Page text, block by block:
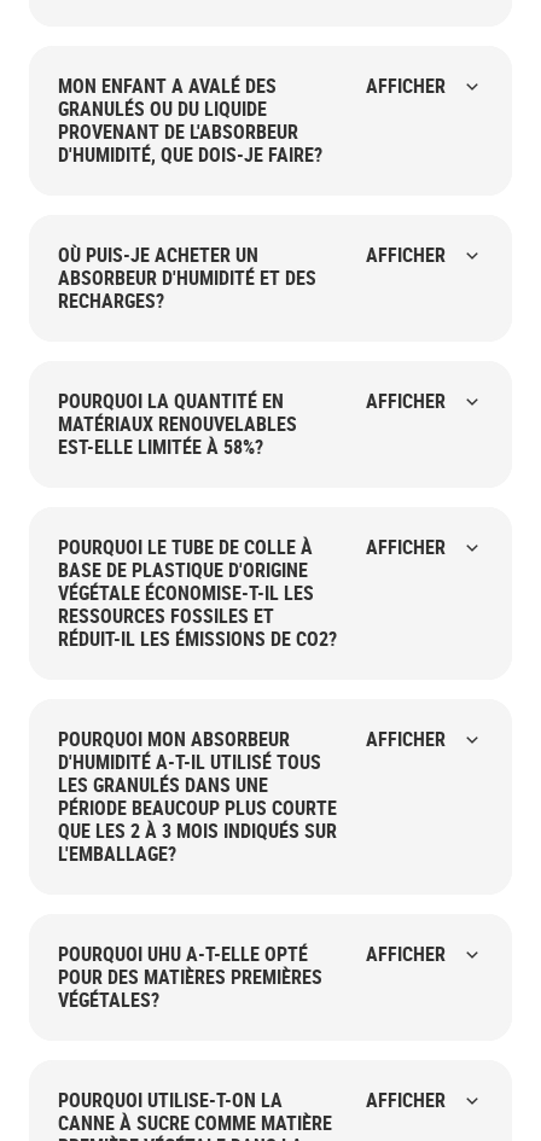
MON ENFANT A AVALÉ DES
GRANULÉS OU DU LIQUIDE
PROVENANT DE L'ABSORBEUR
D'HUMIDITÉ, QUE DOIS-JE FAIRE?
AFFICHER
OÙ PUIS-JE ACHETER UN
ABSORBEUR D'HUMIDITÉ ET DES
RECHARGES?
AFFICHER
POURQUOI LA QUANTITÉ EN
MATÉRIAUX RENOUVELABLES
EST-ELLE LIMITÉE À 58%?
AFFICHER
POURQUOI LE TUBE DE COLLE À
BASE DE PLASTIQUE D'ORIGINE
VÉGÉTALE ÉCONOMISE-T-IL LES
RESSOURCES FOSSILES ET
RÉDUIT-IL LES ÉMISSIONS DE CO2?
AFFICHER
POURQUOI MON ABSORBEUR
D'HUMIDITÉ A-T-IL UTILISÉ TOUS
LES GRANULÉS DANS UNE
PÉRIODE BEAUCOUP PLUS COURTE
QUE LES 2 À 3 MOIS INDIQUÉS SUR
L'EMBALLAGE?
AFFICHER
POURQUOI UHU A-T-ELLE OPTÉ
POUR DES MATIÈRES PREMIÈRES
VÉGÉTALES?
AFFICHER
POURQUOI UTILISE-T-ON LA
CANNE À SUCRE COMME MATIÈRE
AFFICHER